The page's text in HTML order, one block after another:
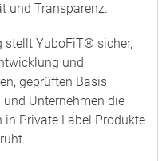
und Transparenz.
stellt YuboFiT® sicher,
und
geprüften Basis
und Unternehmen die
Private Label Produkte